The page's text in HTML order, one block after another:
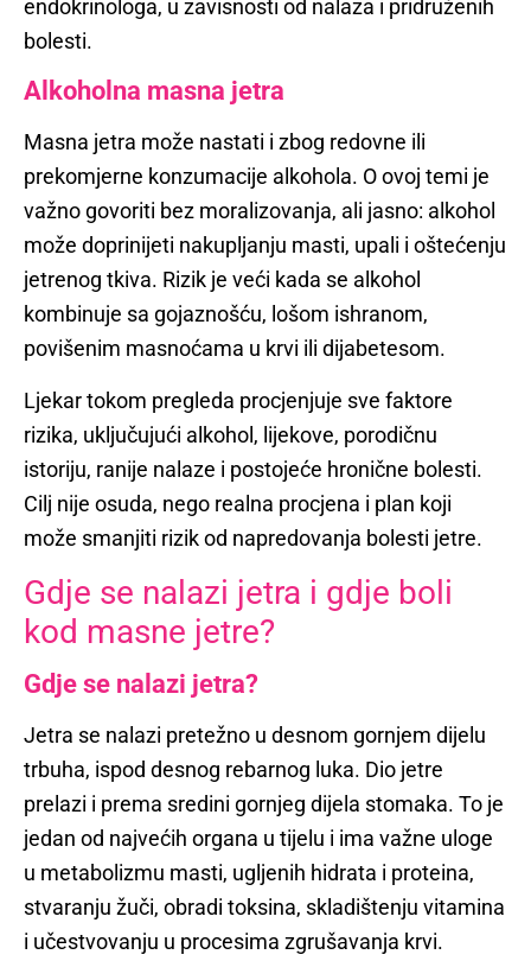
endokrinologa, u zavisnosti od nalaza i pridruženih
bolesti.
Alkoholna masna jetra
Masna jetra može nastati i zbog redovne ili
prekomjerne konzumacije alkohola. O ovoj temi je
važno govoriti bez moralizovanja, ali jasno: alkohol
može doprinijeti nakupljanju masti, upali i oštećenju
jetrenog tkiva. Rizik je veći kada se alkohol
kombinuje sa gojaznošću, lošom ishranom,
povišenim masnoćama u krvi ili dijabetesom.
Ljekar tokom pregleda procjenjuje sve faktore
rizika, uključujući alkohol, lijekove, porodičnu
istoriju, ranije nalaze i postojeće hronične bolesti.
Cilj nije osuda, nego realna procjena i plan koji
može smanjiti rizik od napredovanja bolesti jetre.
Gdje se nalazi jetra i gdje boli
kod masne jetre?
Gdje se nalazi jetra?
Jetra se nalazi pretežno u desnom gornjem dijelu
trbuha, ispod desnog rebarnog luka. Dio jetre
prelazi i prema sredini gornjeg dijela stomaka. To je
jedan od najvećih organa u tijelu i ima važne uloge
u metabolizmu masti, ugljenih hidrata i proteina,
stvaranju žuči, obradi toksina, skladištenju vitamina
i učestvovanju u procesima zgrušavanja krvi.